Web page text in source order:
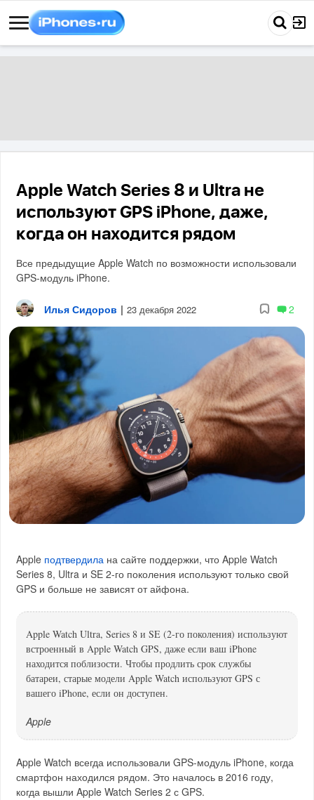
Apple Watch Series 8 и Ultra не
используют GPS iPhone, даже,
когда он находится рядом
Все предыдущие Apple Watch по возможности использовали
GPS-модуль iPhone.
Илья Сидоров | 23 декабря 2022 2
Apple подтвердила на сайте поддержки, что Apple Watch
Series 8, Ultra и SE 2-го поколения используют только свой
GPS и больше не зависят от айфона.
Apple Watch Ultra, Series 8 и SE (2-го поколения) используют
встроенный в Apple Watch GPS, даже если ваш iPhone
находится поблизости. Чтобы продлить срок службы
батареи, старые модели Apple Watch используют GPS с
вашего iPhone, если он доступен.
Apple
Apple Watch всегда использовали GPS-модуль iPhone, когда
смартфон находился рядом. Это началось в 2016 году,
когда вышли Apple Watch Series 2 с GPS.